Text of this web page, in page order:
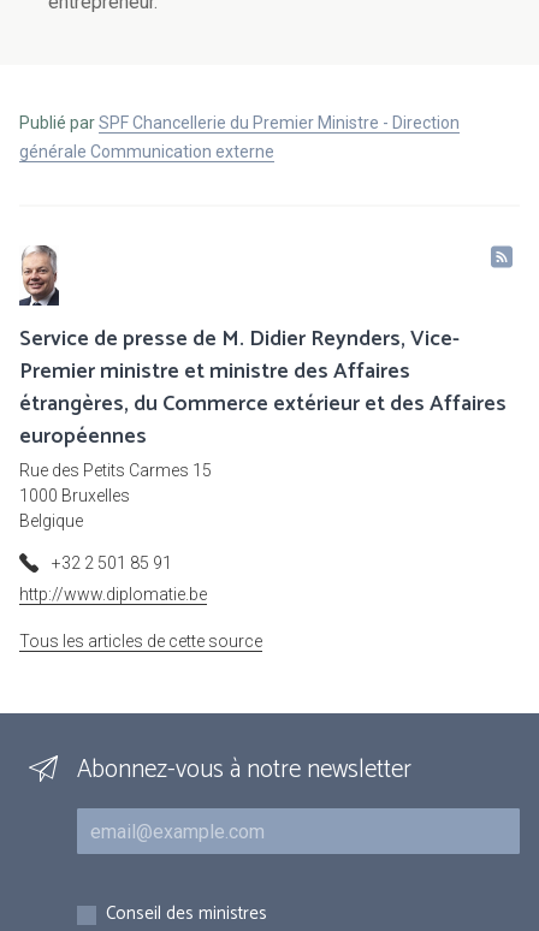
Publié parSPF Chancellerie du Premier Ministre - Direction
générale Communication externe
Service de presse de M. Didier Reynders, Vice-
Premier ministre et ministre des Affaires
étrangères, du Commerce extérieur et des Affaires
européennes
Rue des Petits Carmes 15
1000 Bruxelles
Belgique
+32 2 501 85 91
http://www.diplomatie.be
Tous les articles de cette source
Abonnez-vous à notre newsletter
Courriel
Inscriptions
Conseil des ministres